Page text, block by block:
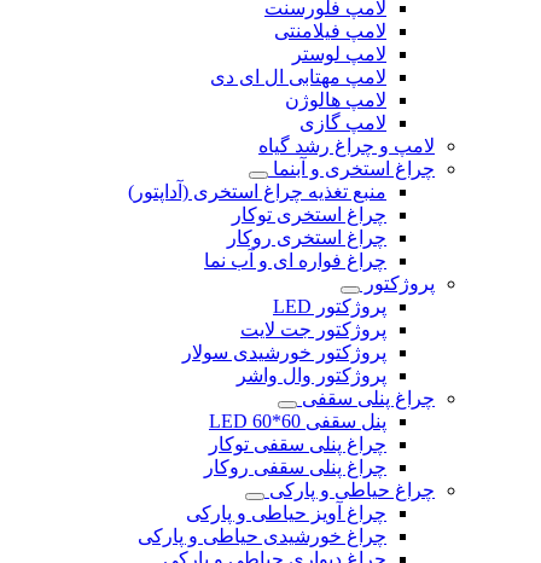
لامپ فلورسنت
لامپ فیلامنتی
لامپ لوستر
لامپ مهتابی ال ای دی
لامپ هالوژن
لامپ گازی
لامپ و چراغ رشد گیاه
چراغ استخری و آبنما
منبع تغذیه چراغ استخری (آداپتور)
چراغ استخری توکار
چراغ استخری روکار
چراغ فواره ای و آب نما
پروژکتور
پروژکتور LED
پروژکتور جت لایت
پروژکتور خورشیدی سولار
پروژکتور وال واشر
چراغ پنلی سقفی
پنل سقفی 60*60 LED
چراغ پنلی سقفی توکار
چراغ پنلی سقفی روکار
چراغ حیاطی و پارکی
چراغ آویز حیاطی و پارکی
چراغ خورشیدی حیاطی و پارکی